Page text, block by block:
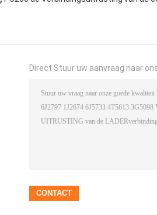
Direct Stuur uw aanvraag naar